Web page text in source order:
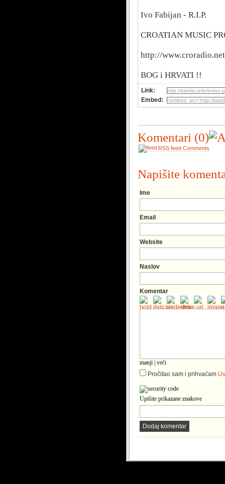
Ivo Fabijan - R.I.P.
CROATIAN MUSIC
http://www.croradio.net
BOG i HRVATI !!
Link:
Embed:
Komentari (0)
RSS feed Comments
Napišite
Ime
Email
Website
Naslov
Komentar
manji veći
Pročitao sam i prihvaćam
Upišite prikazane znakove
Dodaj komentar